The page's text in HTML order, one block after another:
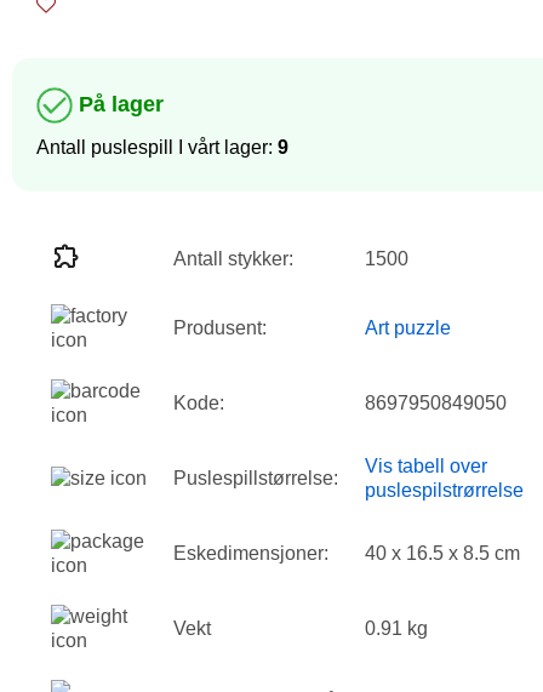
På lager
Antall puslespill I vårt lager: 9
Antall stykker: 1500
Produsent: Art puzzle
Kode: 8697950849050
Puslespillstørrelse:
Vis tabell over
puslespilstrørrelse
Eskedimensjoner: 40 x 16.5 x 8.5 cm
Vekt 0.91 kg